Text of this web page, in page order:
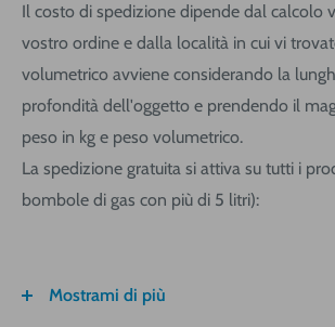
Il costo di spedizione dipende dal calcolo
vostro ordine e dalla località in cui vi
volumetrico avviene considerando la
profondità dell'oggetto e prendendo il
peso in kg e peso volumetrico.
La spedizione gratuita si attiva su tutti i
bombole di gas con più di 5 litri):
FASCIA DI
Mostrami di più